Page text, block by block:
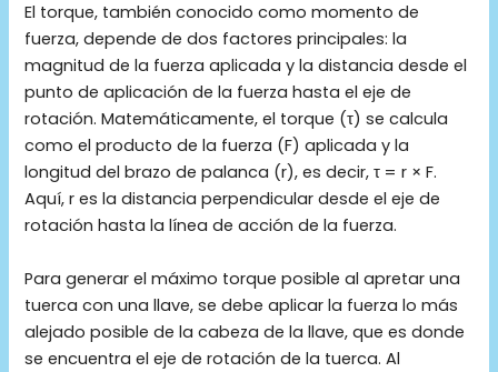
El torque, también conocido como momento de
fuerza, depende de dos factores principales: la
magnitud de la fuerza aplicada y la distancia desde el
punto de aplicación de la fuerza hasta el eje de
rotación. Matemáticamente, el torque (τ) se calcula
como el producto de la fuerza (F) aplicada y la
longitud del brazo de palanca (r), es decir, τ = r × F.
Aquí, r es la distancia perpendicular desde el eje de
rotación hasta la línea de acción de la fuerza.
Para generar el máximo torque posible al apretar una
tuerca con una llave, se debe aplicar la fuerza lo más
alejado posible de la cabeza de la llave, que es donde
se encuentra el eje de rotación de la tuerca. Al